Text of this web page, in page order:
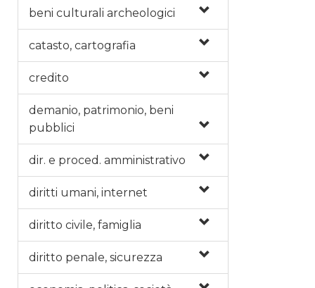
beni culturali archeologici
catasto, cartografia
credito
demanio, patrimonio, beni
pubblici
dir. e proced. amministrativo
diritti umani, internet
diritto civile, famiglia
diritto penale, sicurezza